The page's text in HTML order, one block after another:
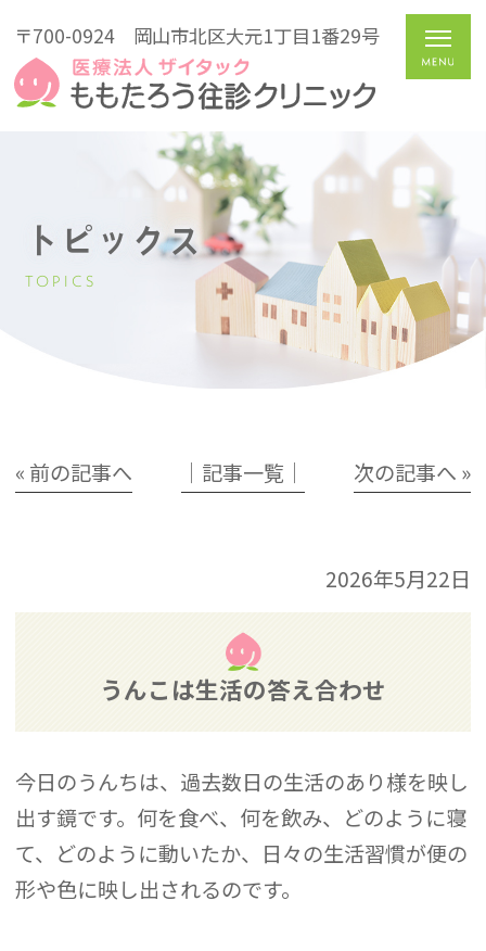
〒700-0924 岡山市北区大元1丁目1番29号
トピックス
TOPICS
« 前の記事へ │記事一覧│ 次の記事へ »
2026年5月22日
うんこは生活の答え合わせ
今日のうんちは、過去数日の生活のあり様を映し
出す鏡です。何を食べ、何を飲み、どのように寝
て、どのように動いたか、日々の生活習慣が便の
形や色に映し出されるのです。